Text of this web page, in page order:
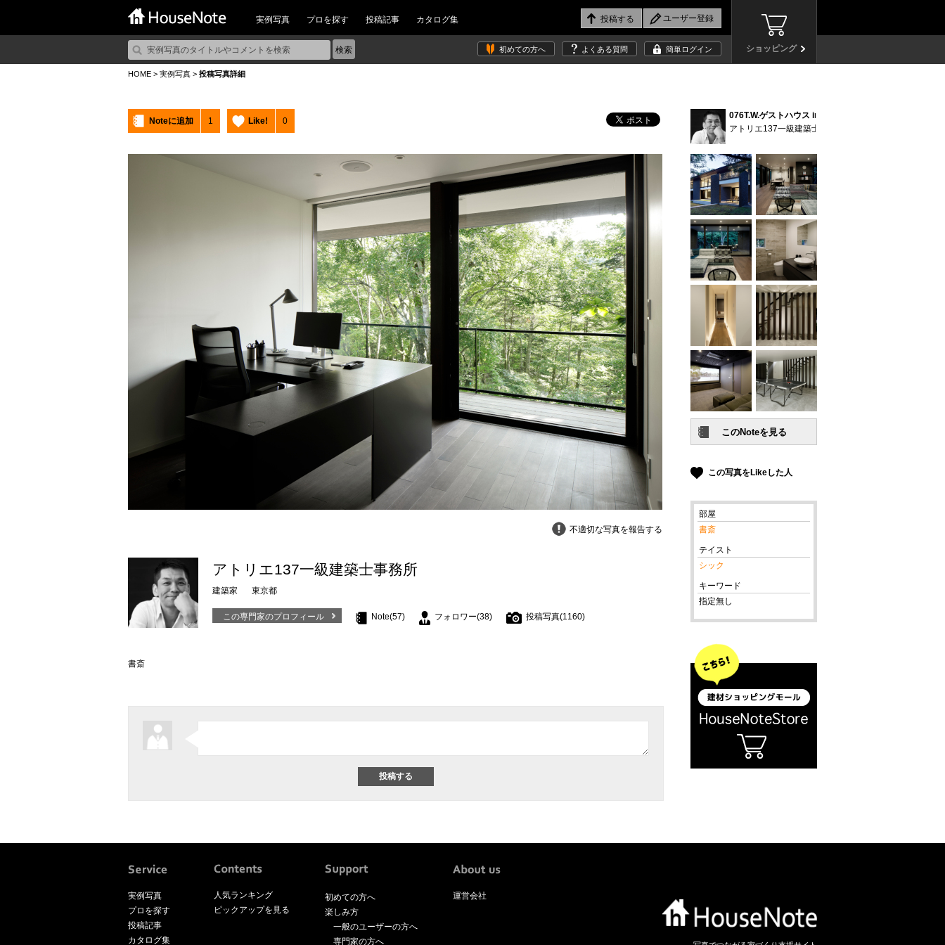
実例写真 プロを探す 投稿記事 カタログ集
ショッピング
初めての方へ よくある質問 簡単ログイン
HOME > 実例写真 > 投稿写真詳細
Noteに追加 1 Like! 0
不適切な写真を報告する
アトリエ137一級建築士事務所
建築家 東京都
この専門家のプロフィール Note(57) フォロワー(38) 投稿写真(1160)
書斎
076T.W.ゲストハウス in 山中湖 (26)
アトリエ137一級建築士事務所
この写真をLikeした人
部屋
書斎
テイスト
シック
キーワード
指定無し
実例写真
プロを探す
投稿記事
カタログ集
人気ランキング
ピックアップを見る
初めての方へ
楽しみ方
一般のユーザーの方へ
専門家の方へ
運営会社